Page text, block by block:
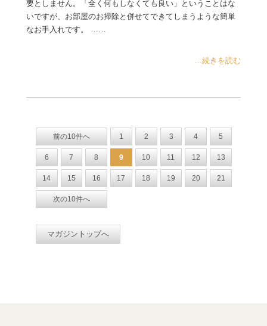
要としません。「全く何もしなくても良い」ということはな
いですが、お部屋のお掃除と併せてできてしまうような簡単
なお手入れです。 ……
...続きを読む
前の10件へ 1 2 3 4 5
6 7 8 9 10 11 12 13
14 15 16 17 18 19 20 21
次の10件へ
マガジントップへ